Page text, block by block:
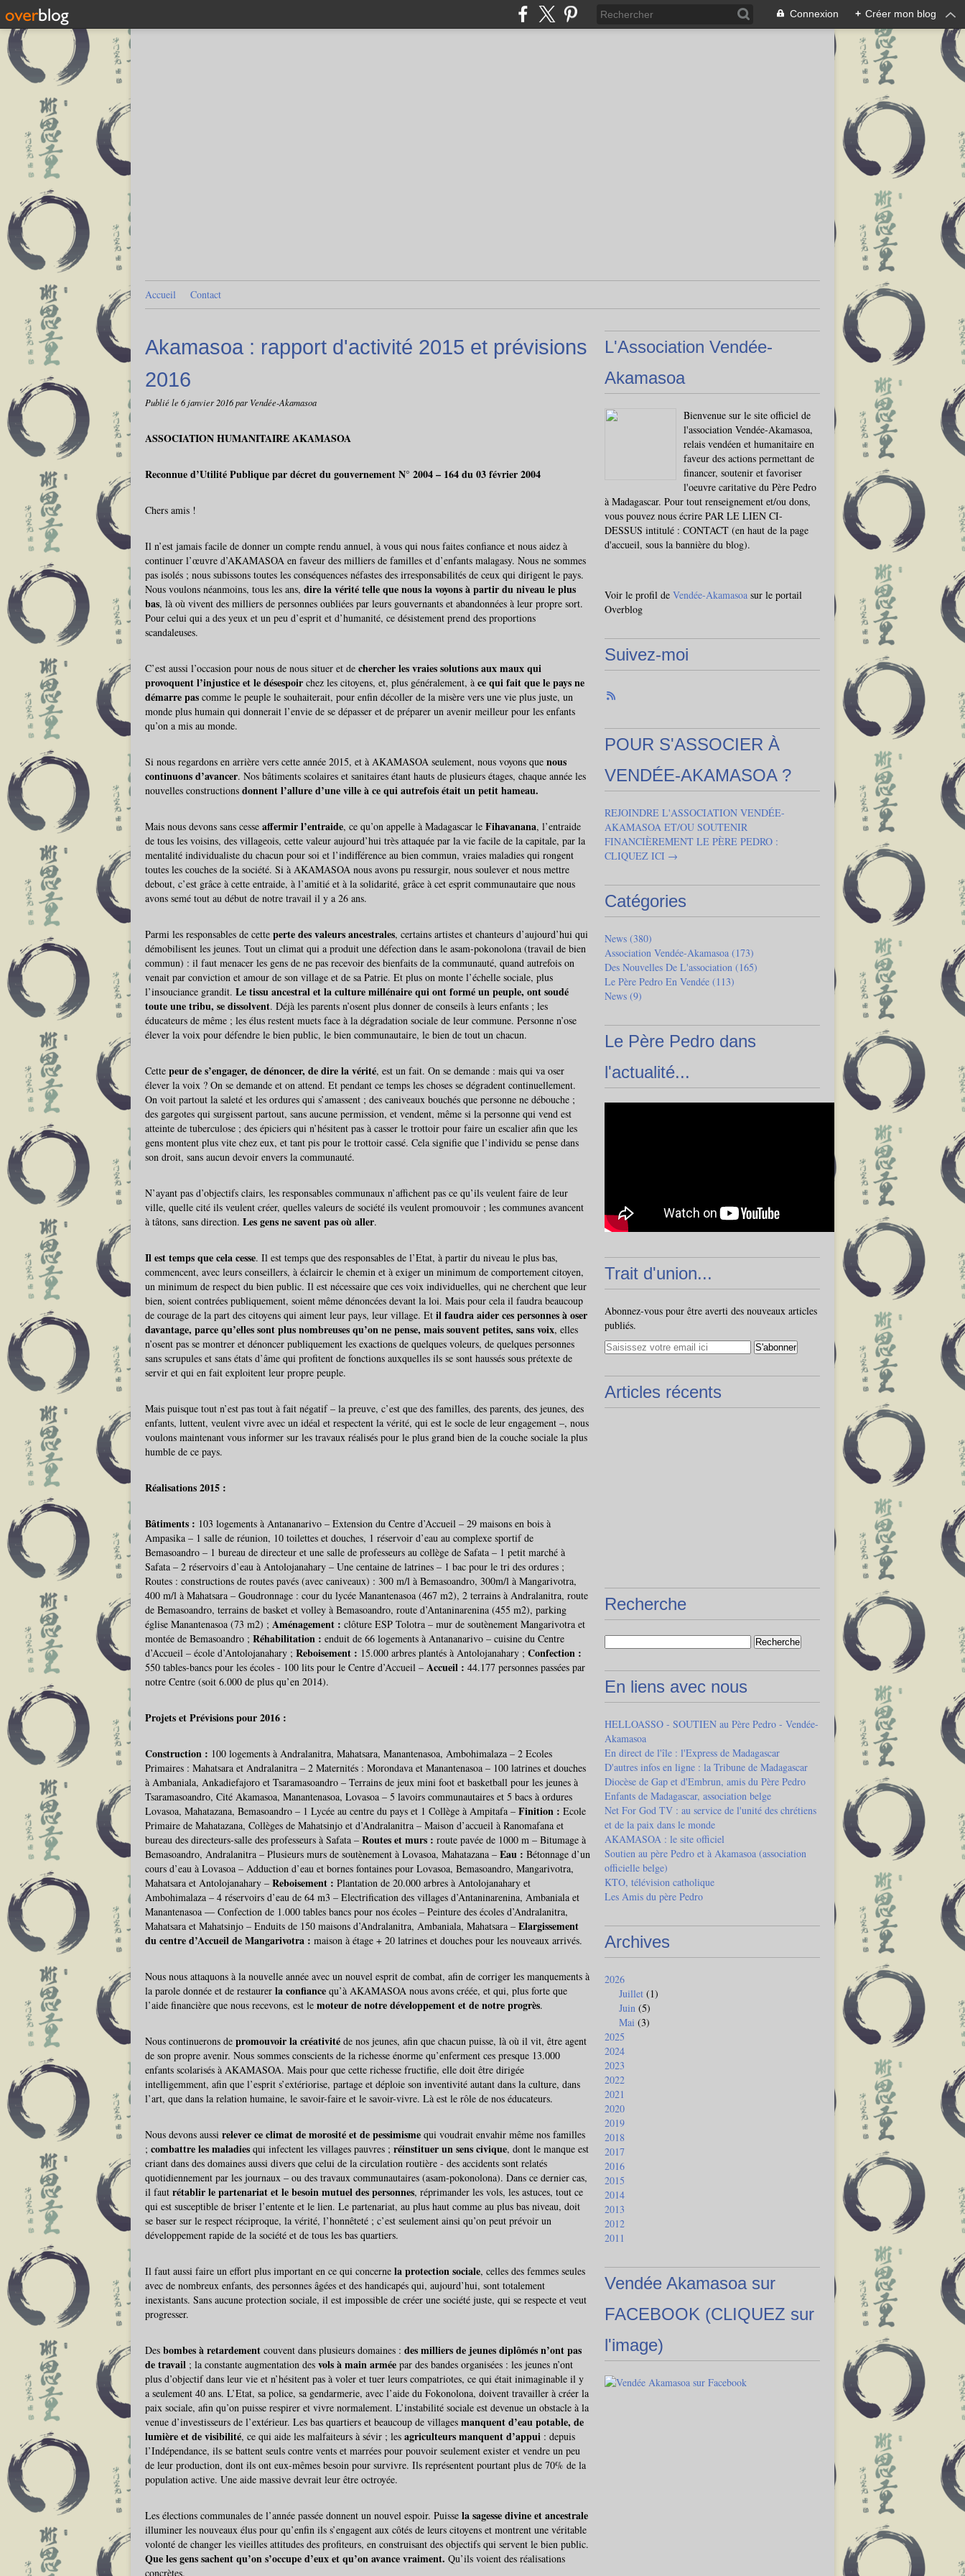
Connexion + Créer mon blog
Accueil Contact
Akamasoa : rapport d'activité 2015 et prévisions
2016
Publié le 6 janvier 2016par Vendée-Akamasoa
ASSOCIATION HUMANITAIRE AKAMASOA
Reconnue d’Utilité Publique par décret du gouvernement N° 2004 – 164 du 03 février 2004
Chers amis !
Il n’est jamais facile de donner un compte rendu annuel, à vous qui nous faites confiance et nous aidez à
continuer l’œuvre d’AKAMASOA en faveur des milliers de familles et d’enfants malagasy. Nous ne sommes
pas isolés ; nous subissons toutes les conséquences néfastes des irresponsabilités de ceux qui dirigent le pays.
Nous voulons néanmoins, tous les ans, dire la vérité telle que nous la voyons à partir du niveau le plus
bas, là où vivent des milliers de personnes oubliées par leurs gouvernants et abandonnées à leur propre sort.
Pour celui qui a des yeux et un peu d’esprit et d’humanité, ce désistement prend des proportions
scandaleuses.
C’est aussi l’occasion pour nous de nous situer et de chercher les vraies solutions aux maux qui
provoquent l’injustice et le désespoir chez les citoyens, et, plus généralement, à ce qui fait que le pays ne
démarre pas comme le peuple le souhaiterait, pour enfin décoller de la misère vers une vie plus juste, un
monde plus humain qui donnerait l’envie de se dépasser et de préparer un avenir meilleur pour les enfants
qu’on a mis au monde.
Si nous regardons en arrière vers cette année 2015, et à AKAMASOA seulement, nous voyons que nous
continuons d’avancer. Nos bâtiments scolaires et sanitaires étant hauts de plusieurs étages, chaque année les
nouvelles constructions donnent l’allure d’une ville à ce qui autrefois était un petit hameau.
Mais nous devons sans cesse affermir l’entraide, ce qu’on appelle à Madagascar le Fihavanana, l’entraide
de tous les voisins, des villageois, cette valeur aujourd’hui très attaquée par la vie facile de la capitale, par la
mentalité individualiste du chacun pour soi et l’indifférence au bien commun, vraies maladies qui rongent
toutes les couches de la société. Si à AKAMASOA nous avons pu ressurgir, nous soulever et nous mettre
debout, c’est grâce à cette entraide, à l’amitié et à la solidarité, grâce à cet esprit communautaire que nous
avons semé tout au début de notre travail il y a 26 ans.
Parmi les responsables de cette pertedes valeurs ancestrales, certains artistes et chanteurs d’aujourd’hui qui
démobilisent les jeunes. Tout un climat qui a produit une défection dans le asam-pokonolona (travail de bien
commun) : il faut menacer les gens de ne pas recevoir des bienfaits de la communauté, quand autrefois on
venait par conviction et amour de son village et de sa Patrie. Et plus on monte l’échelle sociale, plus
l’insouciance grandit. Le tissu ancestral et la culture millénaire qui ont formé un peuple, ont soudé
toute une tribu, se dissolvent. Déjà les parents n’osent plus donner de conseils à leurs enfants ; les
éducateurs de même ; les élus restent muets face à la dégradation sociale de leur commune. Personne n’ose
élever la voix pour défendre le bien public, le bien communautaire, le bien de tout un chacun.
Cette peur de s’engager, de dénoncer, de dire la vérité, est un fait. On se demande : mais qui va oser
élever la voix ? On se demande et on attend. Et pendant ce temps les choses se dégradent continuellement.
On voit partout la saleté et les ordures qui s’amassent ; des caniveaux bouchés que personne ne débouche ;
des gargotes qui surgissent partout, sans aucune permission, et vendent, même si la personne qui vend est
atteinte de tuberculose ; des épiciers qui n’hésitent pas à casser le trottoir pour faire un escalier afin que les
gens montent plus vite chez eux, et tant pis pour le trottoir cassé. Cela signifie que l’individu se pense dans
son droit, sans aucun devoir envers la communauté.
N’ayant pas d’objectifs clairs, les responsables communaux n’affichent pas ce qu’ils veulent faire de leur
ville, quelle cité ils veulent créer, quelles valeurs de société ils veulent promouvoir ; les communes avancent
à tâtons, sans direction. Les gens ne savent pas où aller.
Il est temps que cela cesse. Il est temps que des responsables de l’Etat, à partir du niveau le plus bas,
commencent, avec leurs conseillers, à éclaircir le chemin et à exiger un minimum de comportement citoyen,
un minimum de respect du bien public. Il est nécessaire que ces voix individuelles, qui ne cherchent que leur
bien, soient contrées publiquement, soient même dénoncées devant la loi. Mais pour cela il faudra beaucoup
de courage de la part des citoyens qui aiment leur pays, leur village. Et il faudra aider ces personnes à oser
davantage, parce qu’elles sont plus nombreuses qu’on ne pense, mais souvent petites, sans voix, elles
n’osent pas se montrer et dénoncer publiquement les exactions de quelques voleurs, de quelques personnes
sans scrupules et sans états d’âme qui profitent de fonctions auxquelles ils se sont haussés sous prétexte de
servir et qui en fait exploitent leur propre peuple.
Mais puisque tout n’est pas tout à fait négatif – la preuve, c’est que des familles, des parents, des jeunes, des
enfants, luttent, veulent vivre avec un idéal et respectent la vérité, qui est le socle de leur engagement –, nous
voulons maintenant vous informer sur les travaux réalisés pour le plus grand bien de la couche sociale la plus
humble de ce pays.
Réalisations 2015 :
Bâtiments : 103 logements à Antananarivo – Extension du Centre d’Accueil – 29 maisons en bois à
Ampasika – 1 salle de réunion, 10 toilettes et douches, 1 réservoir d’eau au complexe sportif de
Bemasoandro – 1 bureau de directeur et une salle de professeurs au collège de Safata – 1 petit marché à
Safata – 2 réservoirs d’eau à Antolojanahary – Une centaine de latrines – 1 bac pour le tri des ordures ;
Routes : constructions de routes pavés (avec caniveaux) : 300 m/l à Bemasoandro, 300m/l à Mangarivotra,
400 m/l à Mahatsara – Goudronnage : cour du lycée Manantenasoa (467 m2), 2 terrains à Andralanitra, route
de Bemasoandro, terrains de basket et volley à Bemasoandro, route d’Antaninarenina (455 m2), parking
église Manantenasoa (73 m2) ; Aménagement : clôture ESP Tolotra – mur de soutènement Mangarivotra et
montée de Bemasoandro ; Réhabilitation : enduit de 66 logements à Antananarivo – cuisine du Centre
d’Accueil – école d’Antolojanahary ; Reboisement : 15.000 arbres plantés à Antolojanahary ; Confection :
550 tables-bancs pour les écoles - 100 lits pour le Centre d’Accueil – Accueil : 44.177 personnes passées par
notre Centre (soit 6.000 de plus qu’en 2014).
Projets et Prévisions pour 2016 :
Construction : 100 logements à Andralanitra, Mahatsara, Manantenasoa, Ambohimalaza – 2 Ecoles
Primaires : Mahatsara et Andralanitra – 2 Maternités : Morondava et Manantenasoa – 100 latrines et douches
à Ambaniala, Ankadiefajoro et Tsaramasoandro – Terrains de jeux mini foot et basketball pour les jeunes à
Tsaramasoandro, Cité Akamasoa, Manantenasoa, Lovasoa – 5 lavoirs communautaires et 5 bacs à ordures
Lovasoa, Mahatazana, Bemasoandro – 1 Lycée au centre du pays et 1 Collège à Ampitafa – Finition : Ecole
Primaire de Mahatazana, Collèges de Mahatsinjo et d’Andralanitra – Maison d’accueil à Ranomafana et
bureau des directeurs-salle des professeurs à Safata – Routes et murs : route pavée de 1000 m – Bitumage à
Bemasoandro, Andralanitra – Plusieurs murs de soutènement à Lovasoa, Mahatazana – Eau : Bétonnage d’un
cours d’eau à Lovasoa – Adduction d’eau et bornes fontaines pour Lovasoa, Bemasoandro, Mangarivotra,
Mahatsara et Antolojanahary – Reboisement : Plantation de 20.000 arbres à Antolojanahary et
Ambohimalaza – 4 réservoirs d’eau de 64 m3 – Electrification des villages d’Antaninarenina, Ambaniala et
Manantenasoa –– Confection de 1.000 tables bancs pour nos écoles – Peinture des écoles d’Andralanitra,
Mahatsara et Mahatsinjo – Enduits de 150 maisons d’Andralanitra, Ambaniala, Mahatsara – Elargissement
du centre d’Accueil de Mangarivotra : maison à étage + 20 latrines et douches pour les nouveaux arrivés.
Nous nous attaquons à la nouvelle année avec un nouvel esprit de combat, afin de corriger les manquements à
la parole donnée et de restaurer la confiance qu’à AKAMASOA nous avons créée, et qui, plus forte que
l’aide financière que nous recevons, est le moteur de notre développement et de notre progrès.
Nous continuerons de promouvoir la créativité de nos jeunes, afin que chacun puisse, là où il vit, être agent
de son propre avenir. Nous sommes conscients de la richesse énorme qu’enferment ces presque 13.000
enfants scolarisés à AKAMASOA. Mais pour que cette richesse fructifie, elle doit être dirigée
intelligemment, afin que l’esprit s’extériorise, partage et déploie son inventivité autant dans la culture, dans
l’art, que dans la relation humaine, le savoir-faire et le savoir-vivre. Là est le rôle de nos éducateurs.
Nous devons aussi relever ce climat de morosité et de pessimisme qui voudrait envahir même nos familles
; combattre les maladies qui infectent les villages pauvres ; réinstituer un sens civique, dont le manque est
criant dans des domaines aussi divers que celui de la circulation routière - des accidents sont relatés
quotidiennement par les journaux – ou des travaux communautaires (asam-pokonolona). Dans ce dernier cas,
il faut rétablir le partenariatet le besoin mutuel des personnes, réprimander les vols, les astuces, tout ce
qui est susceptible de briser l’entente et le lien. Le partenariat, au plus haut comme au plus bas niveau, doit
se baser sur le respect réciproque, la vérité, l’honnêteté ; c’est seulement ainsi qu’on peut prévoir un
développement rapide de la société et de tous les bas quartiers.
Il faut aussi faire un effort plus important en ce qui concerne la protection sociale, celles des femmes seules
avec de nombreux enfants, des personnes âgées et des handicapés qui, aujourd’hui, sont totalement
inexistants. Sans aucune protection sociale, il est impossible de créer une société juste, qui se respecte et veut
progresser.
Des bombes à retardement couvent dans plusieurs domaines : desmilliers de jeunes diplômés n’ont pas
de travail ; la constante augmentation des vols à main armée par des bandes organisées : les jeunes n’ont
plus d’objectif dans leur vie et n’hésitent pas à voler et tuer leurs compatriotes, ce qui était inimaginable il y
a seulement 40 ans. L’Etat, sa police, sa gendarmerie, avec l’aide du Fokonolona, doivent travailler à créer la
paix sociale, afin qu’on puisse respirer et vivre normalement. L’instabilité sociale est devenue un obstacle à la
venue d’investisseurs de l’extérieur. Les bas quartiers et beaucoup de villages manquent d’eau potable, de
lumière et de visibilité, ce qui aide les malfaiteurs à sévir ; les agriculteurs manquent d’appui : depuis
l’Indépendance, ils se battent seuls contre vents et marrées pour pouvoir seulement exister et vendre un peu
de leur production, dont ils ont eux-mêmes besoin pour survivre. Ils représentent pourtant plus de 70% de la
population active. Une aide massive devrait leur être octroyée.
Les élections communales de l’année passée donnent un nouvel espoir. Puisse la sagesse divine et ancestrale
illuminer les nouveaux élus pour qu’enfin ils s’engagent aux côtés de leurs citoyens et montrent une véritable
volonté de changer les vieilles attitudes des profiteurs, en construisant des objectifs qui servent le bien public.
Que les gens sachent qu’on s’occupe d’eux et qu’on avance vraiment. Qu’ils voient des réalisations
concrètes.
L'Association Vendée-
Akamasoa
Bienvenue sur le site officiel de
l'association Vendée-Akamasoa,
relais vendéen et humanitaire en
faveur des actions permettant de
financer, soutenir et favoriser
l'oeuvre caritative du Père Pedro
à Madagascar. Pour tout renseignement et/ou dons,
vous pouvez nous écrire PAR LE LIEN CI-
DESSUS intitulé : CONTACT (en haut de la page
d'accueil, sous la bannière du blog).
Voir le profil de Vendée-Akamasoa sur le portail
Overblog
Suivez-moi
POUR S'ASSOCIER À
VENDÉE-AKAMASOA ?
REJOINDRE L'ASSOCIATION VENDÉE-
AKAMASOA ET/OU SOUTENIR
FINANCIÈREMENT LE PÈRE PEDRO :
CLIQUEZ ICI →
Catégories
News (380)
Association Vendée-Akamasoa (173)
Des Nouvelles De L'association (165)
Le Père Pedro En Vendée (113)
News (9)
Le Père Pedro dans
l'actualité...
Trait d'union...
Abonnez-vous pour être averti des nouveaux articles
publiés.
Articles récents
Recherche
En liens avec nous
HELLOASSO - SOUTIEN au Père Pedro - Vendée-
Akamasoa
En direct de l'île : l'Express de Madagascar
D'autres infos en ligne : la Tribune de Madagascar
Diocèse de Gap et d'Embrun, amis du Père Pedro
Enfants de Madagascar, association belge
Net For God TV : au service de l'unité des chrétiens
et de la paix dans le monde
AKAMASOA : le site officiel
Soutien au père Pedro et à Akamasoa (association
officielle belge)
KTO, télévision catholique
Les Amis du père Pedro
Archives
2026
Juillet (1)
Juin (5)
Mai (3)
2025
2024
2023
2022
2021
2020
2019
2018
2017
2016
2015
2014
2013
2012
2011
Vendée Akamasoa sur
FACEBOOK (CLIQUEZ sur
l'image)